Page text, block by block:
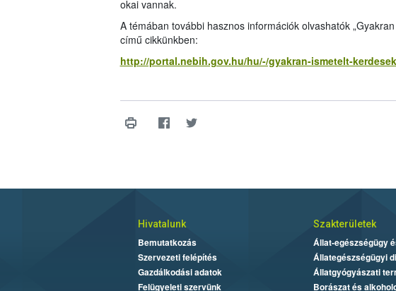
okai vannak.
A témában további hasznos információk olvashatók
című cikkünkben:
http://portal.nebih.gov.hu/hu/-/gyakran-ismetelt-
Hivatalunk
Bemutatkozás
Szervezeti felépítés
Gazdálkodási adatok
Felügyeleti szervünk
Szakterületek
Állat-egészségügy
Állategészségügyi
Állatgyógyászati
Borászat és